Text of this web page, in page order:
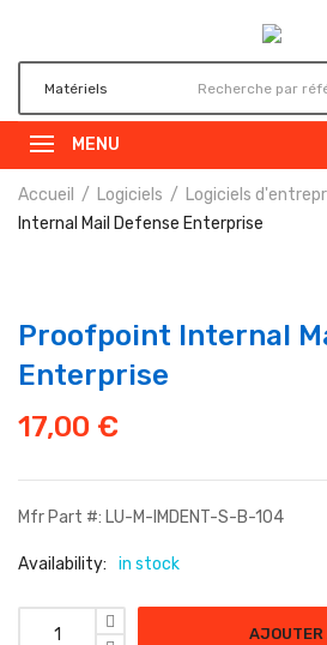
MENU
Accueil Logiciels Logiciels
Internal Mail Defense Enterprise
Proofpoint Internal
Enterprise
17,00 €
Mfr Part #: LU-M-IMDENT-S-B-104
Availability: in stock
quantité de Proofpoint Internal Mail
AJOUTER